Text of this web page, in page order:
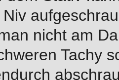
nicht am
Tachy